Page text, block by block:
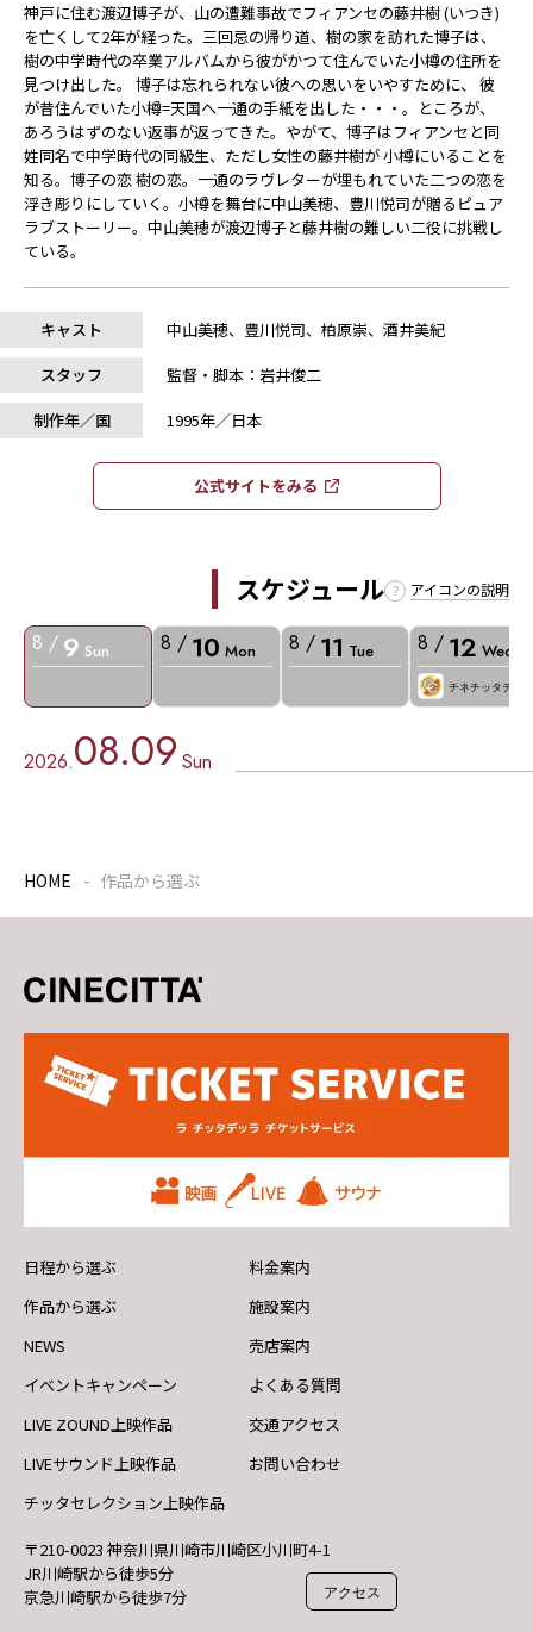
神戸に住む渡辺博子が、山の遭難事故でフィアンセの藤井樹 (いつき)
を亡くして2年が経った。三回忌の帰り道、樹の家を訪れた博子は、
樹の中学時代の卒業アルバムから彼がかつて住んでいた小樽の住所を
見つけ出した。 博子は忘れられない彼への思いをいやすために、 彼
が昔住んでいた小樽=天国へ一通の手紙を出した・・・。ところが、
あろうはずのない返事が返ってきた。やがて、博子はフィアンセと同
姓同名で中学時代の同級生、ただし女性の藤井樹が 小樽にいることを
知る。博子の恋 樹の恋。一通のラヴレターが埋もれていた二つの恋を
浮き彫りにしていく。小樽を舞台に中山美穂、豊川悦司が贈るピュア
ラブストーリー。中山美穂が渡辺博子と藤井樹の難しい二役に挑戦し
ている。
キャスト
中山美穂、豊川悦司、柏原崇、酒井美紀
スタッフ
監督・脚本：岩井俊二
制作年／国
1995年／日本
公式サイトをみる​​
スケジュール アイコンの説明
8 / 9 Sun 8 / 10 Mon 8 / 11 Tue 8 / 12 Wed
チネチッタデー
2026.08.09 Sun
HOME 作品から選ぶ
〒210-0023 神奈川県川崎市川崎区小川町4-1
JR川崎駅から徒歩5分
京急川崎駅から徒歩7分
アクセス
日程から選ぶ
作品から選ぶ
NEWS
イベントキャンペーン
LIVE ZOUND上映作品
LIVEサウンド上映作品
チッタセレクション上映作品
料金案内
施設案内
売店案内
よくある質問
交通アクセス
お問い合わせ